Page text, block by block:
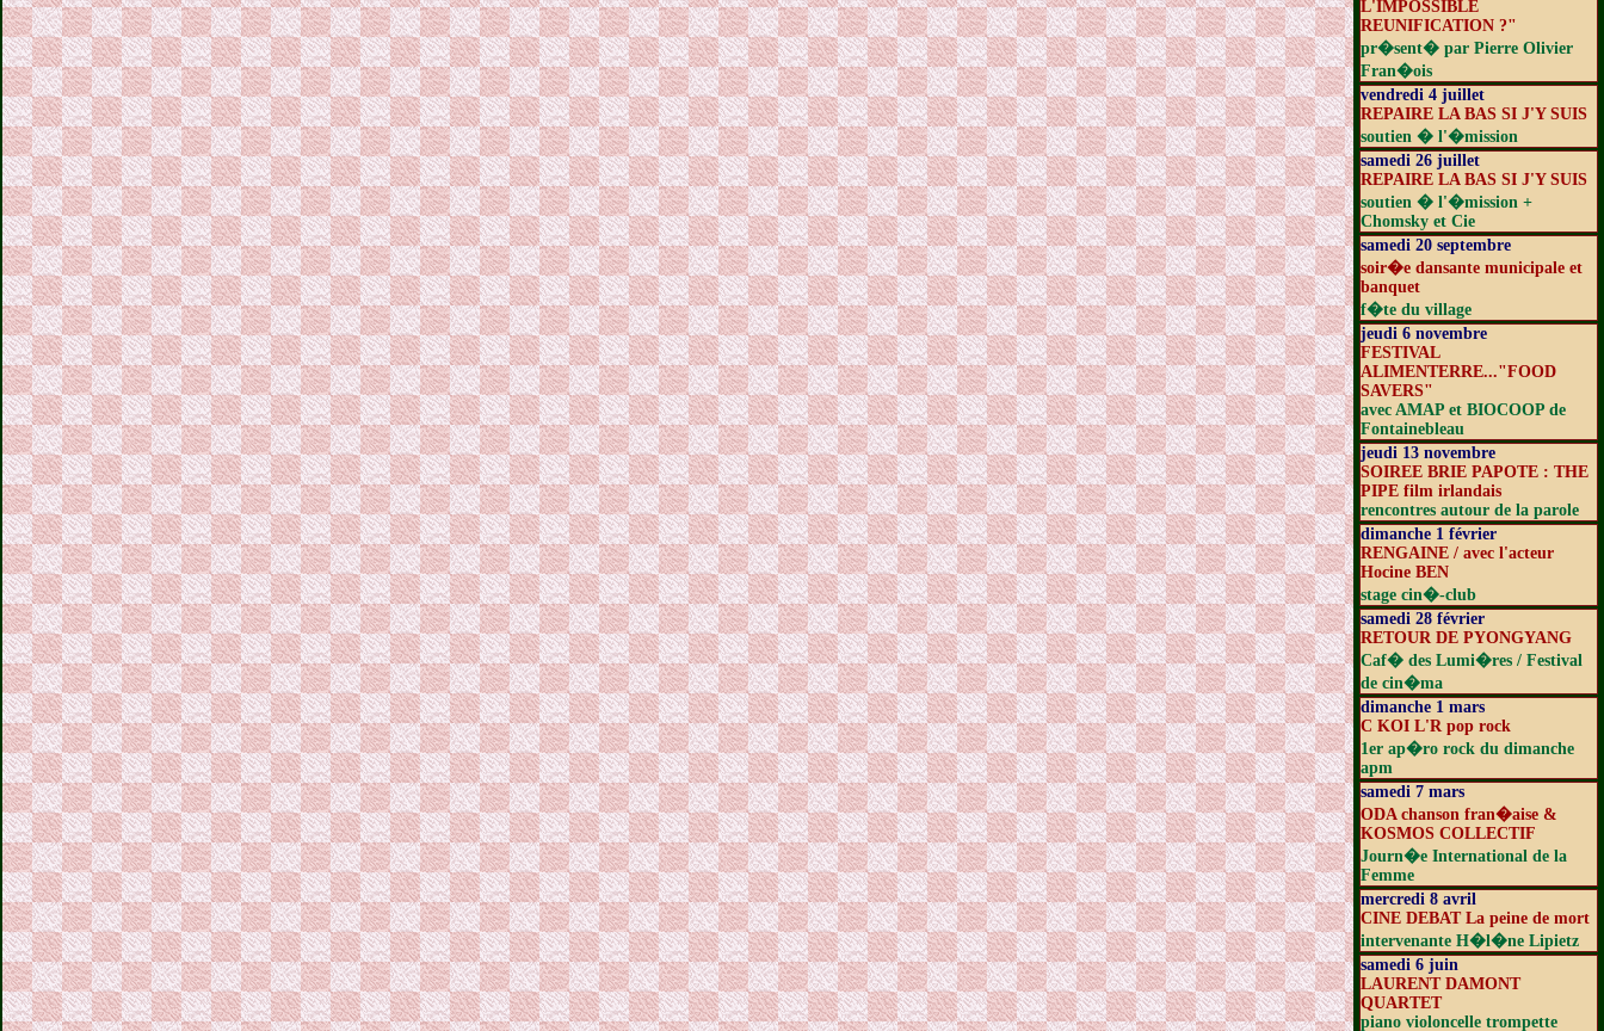
L'IMPOSSIBLE
REUNIFICATION ?"
pr�sent� par Pierre Olivier
Fran�ois
vendredi 4 juillet
REPAIRE LA BAS SI J'Y SUIS
soutien � l'�mission
samedi 26 juillet
REPAIRE LA BAS SI J'Y SUIS
soutien � l'�mission +
Chomsky et Cie
samedi 20 septembre
soir�e dansante municipale et
banquet
f�te du village
jeudi 6 novembre
FESTIVAL
ALIMENTERRE..."FOOD
SAVERS"
avec AMAP et BIOCOOP de
Fontainebleau
jeudi 13 novembre
SOIREE BRIE PAPOTE : THE
PIPE film irlandais
rencontres autour de la parole
dimanche 1 février
RENGAINE / avec l'acteur
Hocine BEN
stage cin�-club
samedi 28 février
RETOUR DE PYONGYANG
Caf� des Lumi�res / Festival
de cin�ma
dimanche 1 mars
C KOI L'R pop rock
1er ap�ro rock du dimanche
apm
samedi 7 mars
ODA chanson fran�aise &
KOSMOS COLLECTIF
Journ�e International de la
Femme
mercredi 8 avril
CINE DEBAT La peine de mort
intervenante H�l�ne Lipietz
samedi 6 juin
LAURENT DAMONT
QUARTET
piano violoncelle trompette